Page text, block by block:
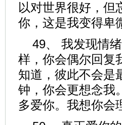
以对世界很好，但
你，这是我变得卑
49、 我发现情
样，你会偶尔回复
知道，彼此不会是
钟，你会更想念我
多爱你。我想你会